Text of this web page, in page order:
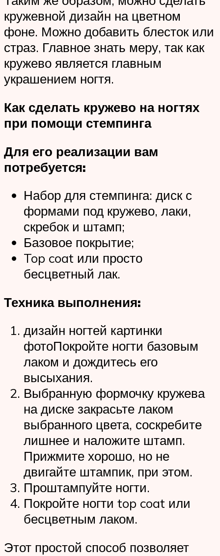
кружевной дизайн на цветном
фоне. Можно добавить блесток или
страз. Главное знать меру, так как
кружево является главным
украшением ногтя.
Как сделать кружево на ногтях
при помощи стемпинга
Для его реализации вам
потребуется:
Набор для стемпинга: диск с
формами под кружево, лаки,
скребок и штамп;
Базовое покрытие;
Top coat или просто
бесцветный лак.
Техника выполнения:
дизайн ногтей картинки
фотоПокройте ногти базовым
лаком и дождитесь его
высыхания.
Выбранную формочку кружева
на диске закрасьте лаком
выбранного цвета, соскребите
лишнее и наложите штамп.
Прижмите хорошо, но не
двигайте штампик, при этом.
Проштампуйте ногти.
Покройте ногти top coat или
бесцветным лаком.
Этот простой способ позволяет